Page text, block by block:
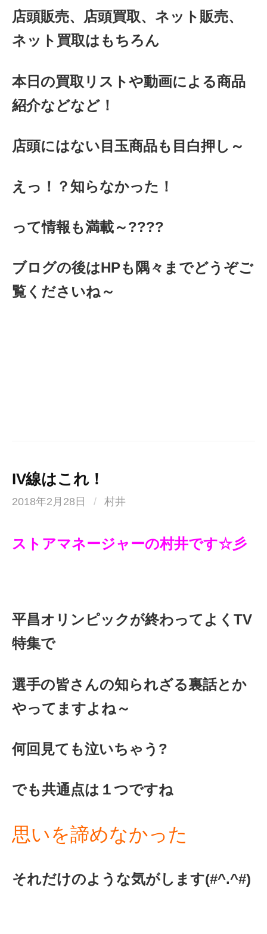
店頭販売、店頭買取、ネット販売、
ネット買取はもちろん
本日の買取リストや動画による商品
紹介などなど！
店頭にはない目玉商品も目白押し～
えっ！？知らなかった！
って情報も満載～????
ブログの後はHPも隅々までどうぞご
覧くださいね～
IV線はこれ！
2018年2月28日 / 村井
ストアマネージャーの村井です☆彡
平昌オリンピックが終わってよくTV
特集で
選手の皆さんの知られざる裏話とか
やってますよね～
何回見ても泣いちゃう?
でも共通点は１つですね
思いを諦めなかった
それだけのような気がします(#^.^#)